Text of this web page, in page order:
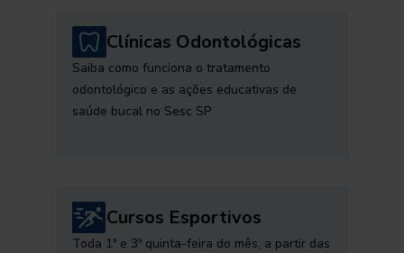
Clínicas Odontológicas
Saiba como funciona o tratamento
odontológico e as ações educativas de
saúde bucal no Sesc SP
Cursos Esportivos
Toda 1ª e 3ª quinta-feira do mês, a partir das